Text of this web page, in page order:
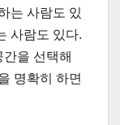
는 사람도 있
사람도 있다.
을 선택해
명확히 하면